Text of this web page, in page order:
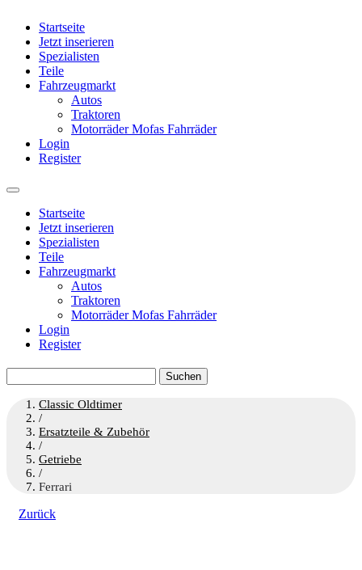
Startseite
Jetzt inserieren
Spezialisten
Teile
Fahrzeugmarkt
Autos
Traktoren
Motorräder Mofas Fahrräder
Login
Register
Startseite
Jetzt inserieren
Spezialisten
Teile
Fahrzeugmarkt
Autos
Traktoren
Motorräder Mofas Fahrräder
Login
Register
nach:
Classic Oldtimer
/
Ersatzteile & Zubehör
/
Getriebe
/
Ferrari
Zurück